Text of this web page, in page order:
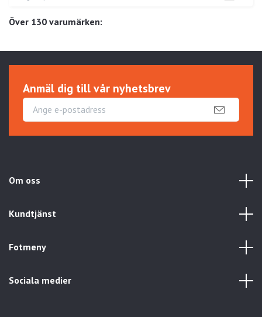
Över 130 varumärken:
Anmäl dig till vår nyhetsbrev
Om oss
Kundtjänst
Fotmeny
Sociala medier